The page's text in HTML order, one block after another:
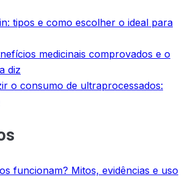
tipos e como escolher o ideal para
medicinais comprovados e o
diz
o consumo de ultraprocessados:
funcionam? Mitos, evidências e uso